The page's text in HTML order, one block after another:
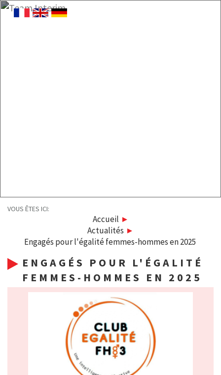
VOUS ÊTES ICI:
Accueil
Actualités
Engagés pour l'égalité femmes-hommes en 2025
ENGAGÉS POUR L'ÉGALITÉ
FEMMES-HOMMES EN 2025